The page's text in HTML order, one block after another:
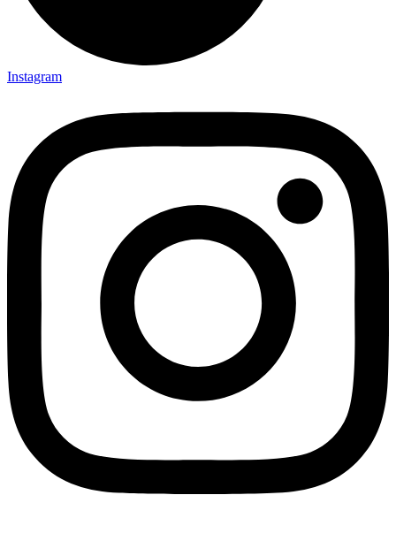
Instagram